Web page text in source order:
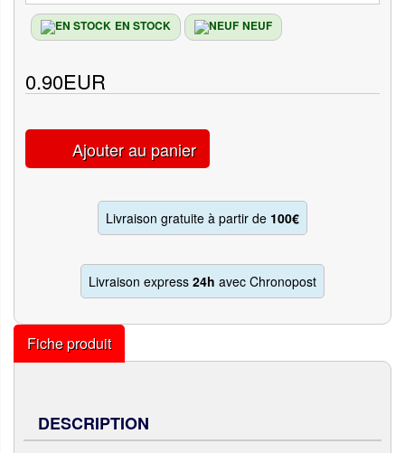
EN STOCK NEUF
0.90EUR
Ajouter au panier
Livraison gratuite à partir de 100€
Livraison express 24h avec Chronopost
Fiche produit
DESCRIPTION